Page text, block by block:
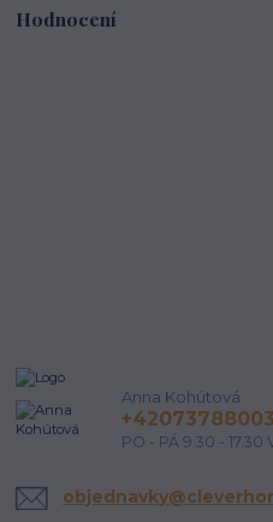
Hodnocení
Anna Kohútová
PO - PÁ 9.30 -